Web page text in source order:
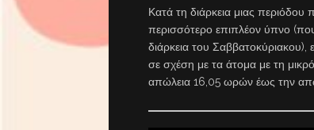
Κατά τη διάρκεια μιας
περισσότερο επιπλέον ύπνο
διάρκεια του Σαββατοκύριακου),
σε σχέση με τα άτομα με τη
απώλεια 16,05 ωρών έως την